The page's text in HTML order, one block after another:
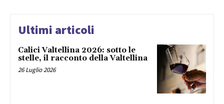
Ultimi articoli
Calici Valtellina 2026: sotto le
stelle, il racconto della Valtellina
26 Luglio 2026